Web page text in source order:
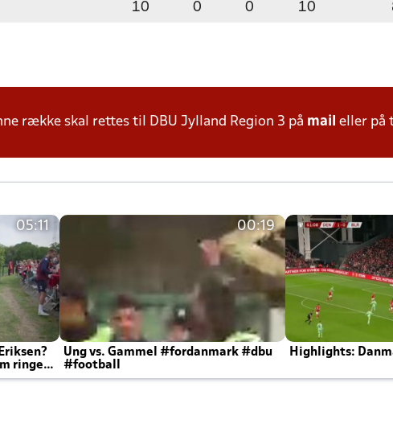
10 0 0 10
række skal rettes til DBU Jylland Region 3 på mail eller på
05:11
ringer
00:19
Ung vs. Gammel #fordanmark #dbu
#football
Highlights: